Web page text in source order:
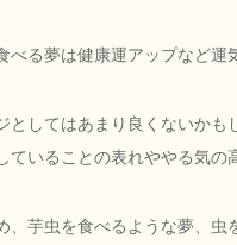
べる夢は健康運アップなど運
としてはあまり良くないか
ていることの表れややる気の
、芋虫を食べるような夢、虫